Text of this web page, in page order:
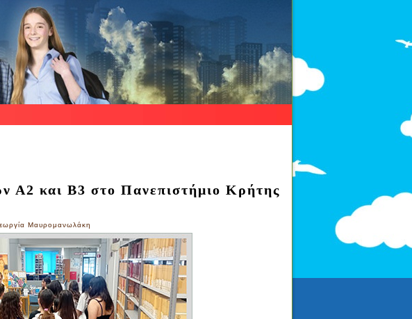
Α2 και Β3 στο Πανεπιστήμιο Κρήτης
Μαυρομανωλάκη